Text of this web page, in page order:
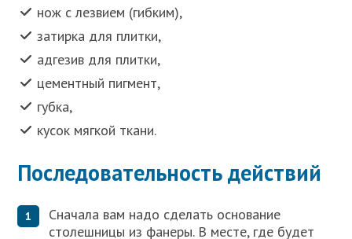
нож с лезвием (гибким),
затирка для плитки,
адгезив для плитки,
цементный пигмент,
губка,
кусок мягкой ткани.
Последовательность действий
Сначала вам надо сделать основание
столешницы из фанеры. В месте, где будет